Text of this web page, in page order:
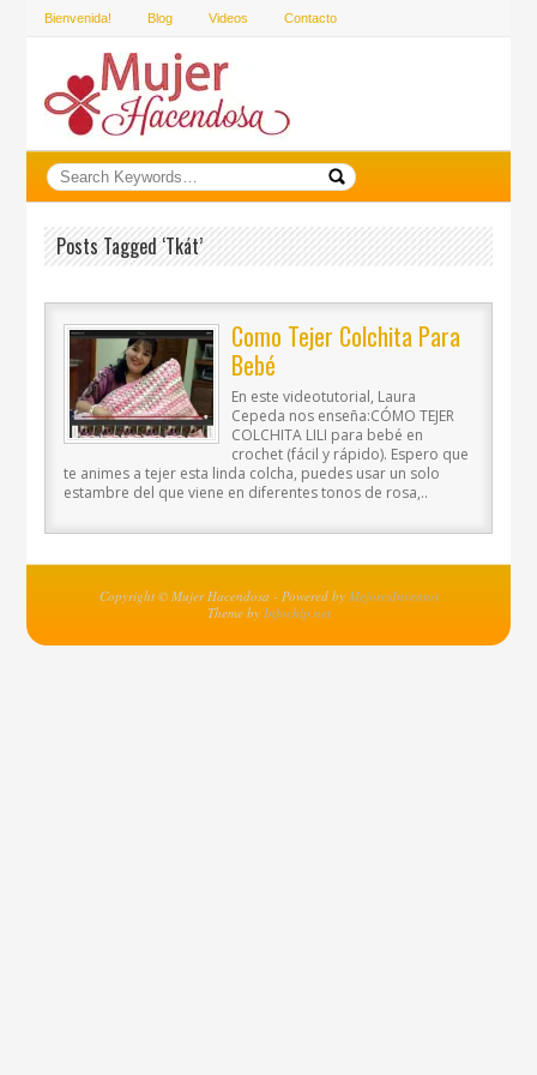
Bienvenida! Blog Videos Contacto
Posts Tagged ‘tkát’
Como Tejer Colchita Para
Bebé
En este videotutorial, Laura
Cepeda nos enseña:CÓMO TEJER
COLCHITA LILI para bebé en
crochet (fácil y rápido). Espero que
te animes a tejer esta linda colcha, puedes usar un solo
estambre del que viene en diferentes tonos de rosa,..
Copyright © Mujer Hacendosa - Powered by MejoresInventos
Theme by Infochip.net